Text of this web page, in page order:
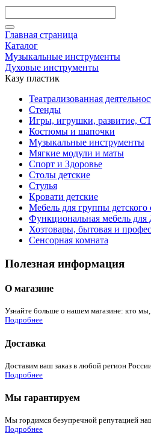
Главная страница
Каталог
Музыкальные инструменты
Духовые инструменты
Казу пластик
Театрализованная
Стенды
Игры, игрушки, развитие,
Костюмы и шапочки
Музыкальные инструменты
Мягкие модули и маты
Спорт и Здоровье
Столы детские
Стулья
Кровати детские
Мебель для группы детского
Функциональная мебель
Хозтовары, бытовая и
Сенсорная комната
Полезная информация
О магазине
Узнайте больше о нашем магазине: кто
Подробнее
Доставка
Доставим ваш заказ в любой регион
Подробнее
Мы гарантируем
Мы гордимся безупречной репутацией
Подробнее